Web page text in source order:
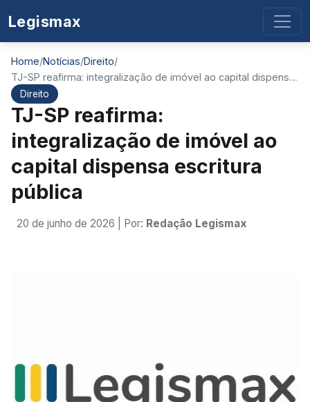
Legismax
Home/Notícias/Direito/
TJ-SP reafirma: integralização de imóvel ao capital dispens…
Direito
TJ-SP reafirma:
integralização de imóvel ao
capital dispensa escritura
pública
20 de junho de 2026 | Por: Redação Legismax